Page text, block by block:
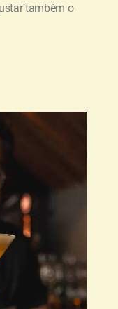
também o